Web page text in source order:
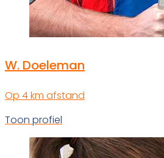
W. Doeleman
Op 4 km afstand
Toon profiel